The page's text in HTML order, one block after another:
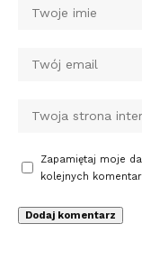
Zapamiętaj moje
kolejnych